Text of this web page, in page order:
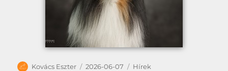
Szerző
Kovács Eszter Közzétéve
2026-06-07 Kategória
Hírek